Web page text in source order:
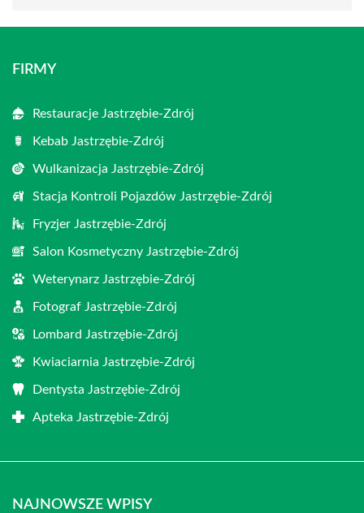
FIRMY
Restauracje Jastrzębie-Zdrój
Kebab Jastrzębie-Zdrój
Wulkanizacja Jastrzębie-Zdrój
Stacja Kontroli Pojazdów Jastrzębie-Zdrój
Fryzjer Jastrzębie-Zdrój
Salon Kosmetyczny Jastrzębie-Zdrój
Weterynarz Jastrzębie-Zdrój
Fotograf Jastrzębie-Zdrój
Lombard Jastrzębie-Zdrój
Kwiaciarnia Jastrzębie-Zdrój
Dentysta Jastrzębie-Zdrój
Apteka Jastrzębie-Zdrój
NAJNOWSZE WPISY